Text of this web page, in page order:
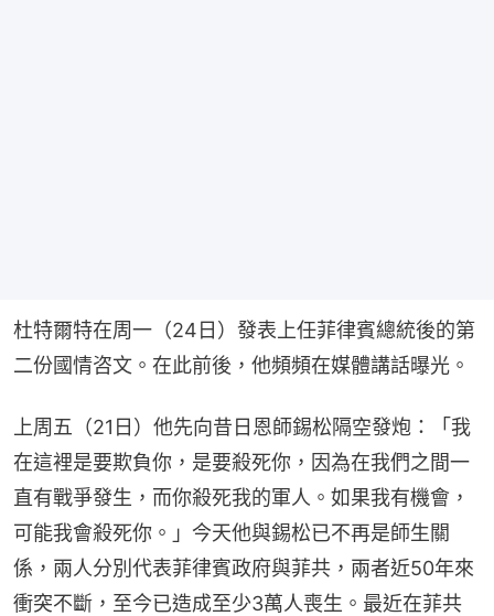
杜特爾特在周一（24日）發表上任菲律賓總統後的第
二份國情咨文。在此前後，他頻頻在媒體講話曝光。
上周五（21日）他先向昔日恩師錫松隔空發炮：「我
在這裡是要欺負你，是要殺死你，因為在我們之間一
直有戰爭發生，而你殺死我的軍人。如果我有機會，
可能我會殺死你。」今天他與錫松已不再是師生關
係，兩人分別代表菲律賓政府與菲共，兩者近50年來
衝突不斷，至今已造成至少3萬人喪生。最近在菲共